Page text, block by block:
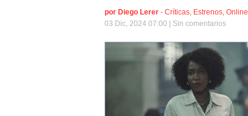
por Diego Lerer - Críticas, Estrenos, Online
03 Dic, 2024 07:00 | Sin comentarios